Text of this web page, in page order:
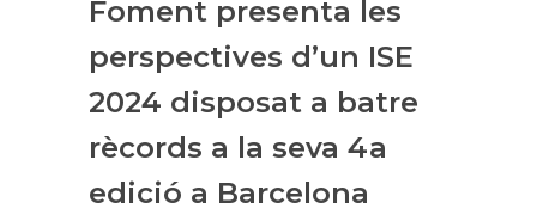
Foment presenta les
perspectives d’un ISE
2024 disposat a batre
rècords a la seva 4a
edició a Barcelona